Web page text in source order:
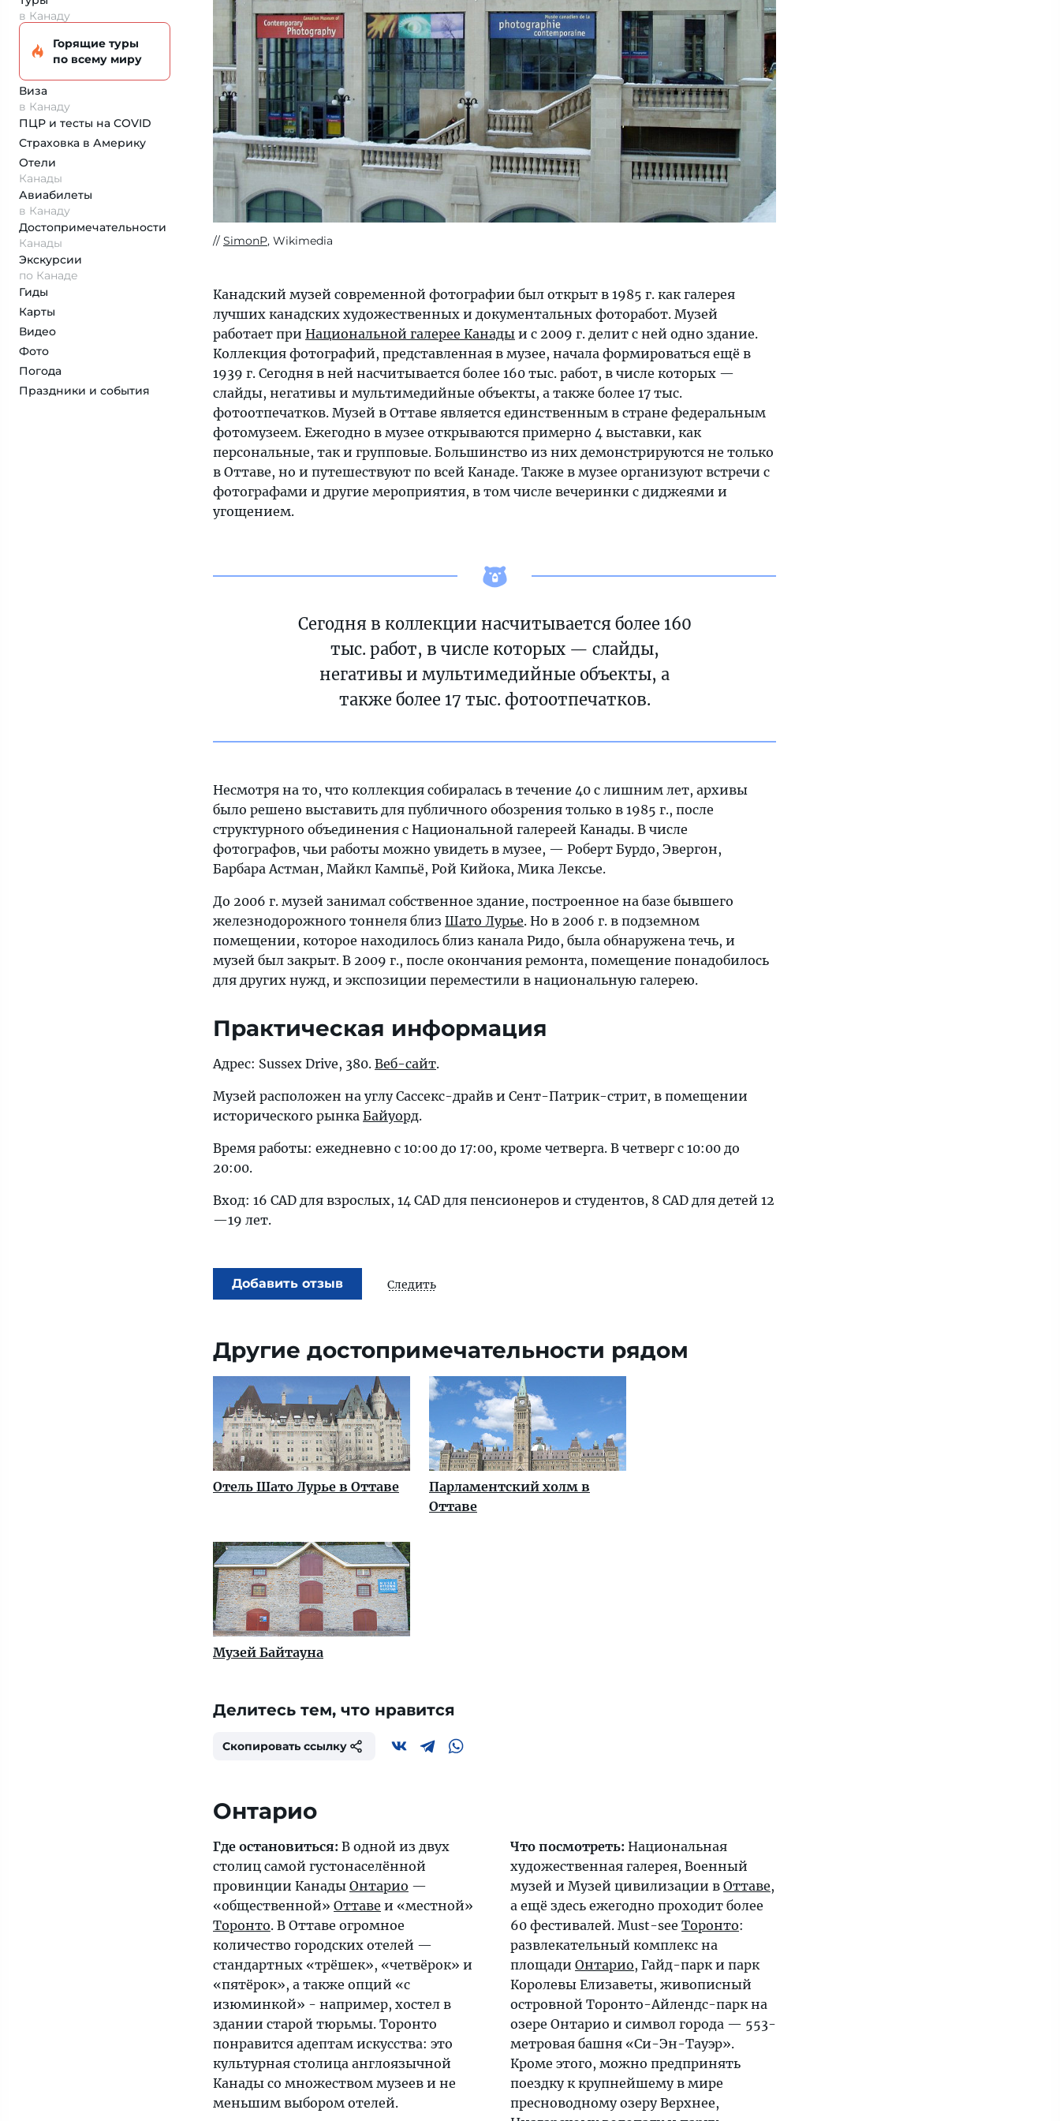
в Канаду
Горящие туры
по всему миру
Виза
в Канаду
ПЦР и тесты на COVID
Страховка в Америку
Отели
Канады
Авиабилеты
в Канаду
Достопримеча­тельности
Канады
Экскурсии
по Канаде
Гиды
Карты
Видео
Фото
Погода
Праздники и события
SimonP, Wikimedia
Канадский музей современной фотографии был открыт в 1985 г. как галерея
лучших канадских художественных и документальных фоторабот. Музей
работает при Национальной галерее Канады и с 2009 г. делит с ней одно здание.
Коллекция фотографий, представленная в музее, начала формироваться ещё в
1939 г. Сегодня в ней насчитывается более 160 тыс. работ, в числе которых —
слайды, негативы и мультимедийные объекты, а также более 17 тыс.
фотоотпечатков. Музей в Оттаве является единственным в стране федеральным
фотомузеем. Ежегодно в музее открываются примерно 4 выставки, как
персональные, так и групповые. Большинство из них демонстрируются не только
в Оттаве, но и путешествуют по всей Канаде. Также в музее организуют встречи с
фотографами и другие мероприятия, в том числе вечеринки с диджеями и
угощением.
Сегодня в коллекции насчитывается более 160
тыс. работ, в числе которых — слайды,
негативы и мультимедийные объекты, а
также более 17 тыс. фотоотпечатков.
Несмотря на то, что коллекция собиралась в течение 40 с лишним лет, архивы
было решено выставить для публичного обозрения только в 1985 г., после
структурного объединения с Национальной галереей Канады. В числе
фотографов, чьи работы можно увидеть в музее, — Роберт Бурдо, Эвергон,
Барбара Астман, Майкл Кампьё, Рой Кийока, Мика Лексье.
До 2006 г. музей занимал собственное здание, построенное на базе бывшего
железнодорожного тоннеля близ Шато Лурье. Но в 2006 г. в подземном
помещении, которое находилось близ канала Ридо, была обнаружена течь, и
музей был закрыт. В 2009 г., после окончания ремонта, помещение понадобилось
для других нужд, и экспозиции переместили в национальную галерею.
Практическая информация
Адрес: Sussex Drive, 380. Веб-сайт.
Музей расположен на углу Сассекс-драйв и Сент-Патрик-стрит, в помещении
исторического рынка Байуорд.
Время работы: ежедневно с 10:00 до 17:00, кроме четверга. В четверг с 10:00 до
20:00.
Вход: 16 CAD для взрослых, 14 CAD для пенсионеров и студентов, 8 CAD для детей 12
—19 лет.
Добавить отзыв Следить
Другие достопримечательности рядом
Отель Шато Лурье в Оттаве
Парламентский холм в
Оттаве
Музей Байтауна
Делитесь тем, что нравится
Скопировать ссылку
Онтарио
Где остановиться: В одной из двух
столиц самой густонаселённой
провинции Канады Онтарио —
«общественной» Оттаве и «местной»
Торонто. В Оттаве огромное
количество городских отелей —
стандартных «трёшек», «четвёрок» и
«пятёрок», а также опций «с
изюминкой» - например, хостел в
здании старой тюрьмы. Торонто
понравится адептам искусства: это
культурная столица англоязычной
Канады со множеством музеев и не
меньшим выбором отелей.
Что посмотреть: Национальная
художественная галерея, Военный
музей и Музей цивилизации в Оттаве,
а ещё здесь ежегодно проходит более
60 фестивалей. Must-see Торонто:
развлекательный комплекс на
площади Онтарио, Гайд-парк и парк
Королевы Елизаветы, живописный
островной Торонто-Айлендс-парк на
озере Онтарио и символ города — 553-
метровая башня «Си-Эн-Тауэр».
Кроме этого, можно предпринять
поездку к крупнейшему в мире
пресноводному озеру Верхнее,